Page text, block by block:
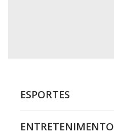
ESPORTES
ENTRETENIMENTO